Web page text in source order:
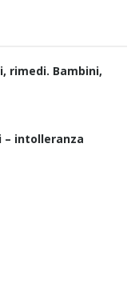
rimedi. Bambini,
intolleranza